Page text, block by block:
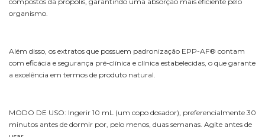
organismo.
Além disso, os extratos que possuem padronização EPP-AF® contam
com eficácia e segurança pré-clínica e clínica estabelecidas, o que garante
a excelência em termos de produto natural.
MODO DE USO: Ingerir 10 mL (um copo dosador), preferencialmente 30
minutos antes de dormir por, pelo menos, duas semanas. Agite antes de